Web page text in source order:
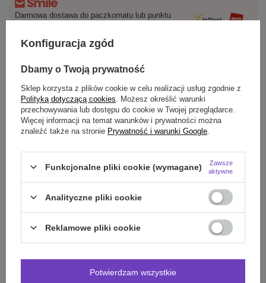
Darmowa dostawa do paczkomatu lub punktu
Smile - dostawy ze sklepów internetowych przy zamówieniu od
OPIS
SZCZEGÓŁOWE DANE
DO POBRANIA
Potrzebujesz pomocy? Masz pytania?
Zadaj pytanie a my odpowiemy niezwłocznie,
dla innych.
Konfiguracja zgód
Dbamy o Twoją prywatność
Sklep korzysta z plików cookie w celu realizacji usług zgodnie z
Polityką dotyczącą cookies . Możesz określić warunki
przechowywania lub dostępu do cookie w Twojej przeglądarce.
Więcej informacji na temat warunków i prywatności można
znaleźć także na stronie Prywatność i warunki Google
Funkcjonalne pliki cookie (wymagane)
Zawsze
aktywne
Analityczne pliki cookie
Reklamowe pliki cookie
Potwierdzam wszystkie